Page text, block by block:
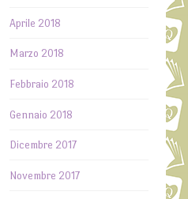
Aprile 2018
Marzo 2018
Febbraio 2018
Gennaio 2018
Dicembre 2017
Novembre 2017